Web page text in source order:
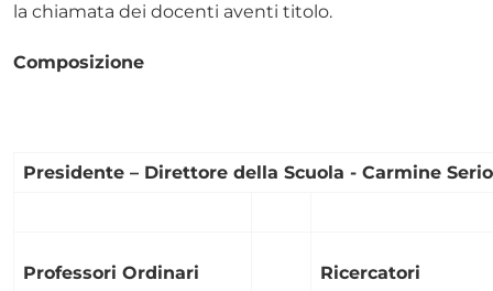
la chiamata dei docenti aventi titolo.
Composizione
Presidente – Direttore della Scuola - Carmine Serio
Professori Ordinari Ricercatori